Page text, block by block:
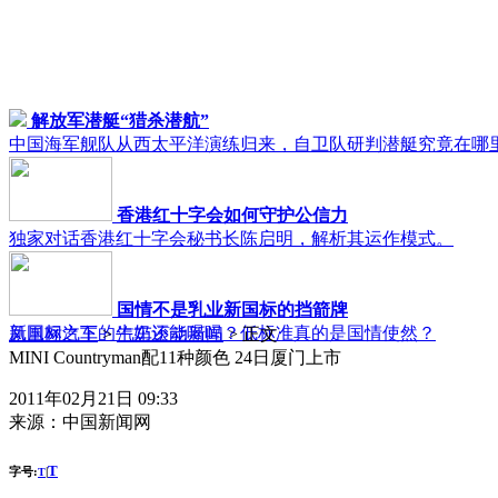
解放军潜艇“猎杀潜航”
中国海军舰队从西太平洋演练归来，自卫队研判潜艇究竟在哪
香港红十字会如何守护公信力
独家对话香港红十字会秘书长陈启明，解析其运作模式。
国情不是乳业新国标的挡箭牌
新国标之下的牛奶还能喝吗？低标准真的是国情使然？
凤凰网汽车>汽车滚动新闻 > 正文
MINI Countryman配11种颜色 24日厦门上市
2011年02月21日 09:33
来源： 中国新闻网
字号:T|T